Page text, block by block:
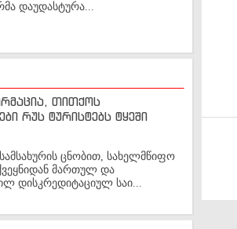
დაუდასტურა...
თითქოს
რუს ტურისტებს ტყეში
ცნობით, სახელმწიფო
მართულ და
დისკრედიტაციულ საი...